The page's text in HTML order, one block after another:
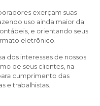
exerçam suas
uso ainda maior da
e orientando seus
eletrônico.
interesses de nossos
de seus clientes, na
cumprimento das
e trabalhistas.